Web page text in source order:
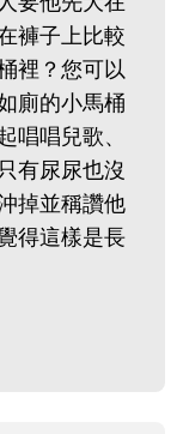
褲子上比較
裡？您可以
廁的小馬桶
唱唱兒歌、
有尿尿也沒
掉並稱讚他
得這樣是長